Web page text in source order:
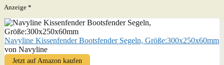
Anzeige *
Navyline Kissenfender Bootsfender Segeln, Größe:300x250x60mm
von Navyline
Jetzt auf Amazon kaufen